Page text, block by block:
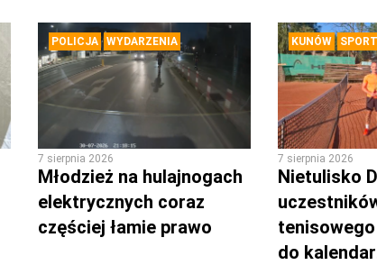
POLICJA WYDARZENIA
7 sierpnia 2026
Młodzież na hulajnogach
elektrycznych coraz
częściej łamie prawo
KUNÓW SPORT
7 sierpnia 2026
Nietulisko
do